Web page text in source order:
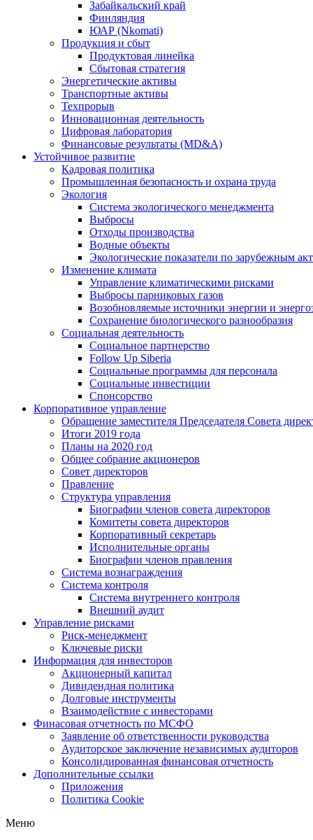
Забайкальский край
Финляндия
ЮАР (Nkomati)
Продукция и сбыт
Продуктовая линейка
Сбытовая стратегия
Энергетические активы
Транспортные активы
Техпрорыв
Инновационная деятельность
Цифровая лаборатория
Финансовые результаты (MD&A)
Устойчивое развитие
Кадровая политика
Промышленная безопасность и охрана труда
Экология
Система экологического менеджмента
Выбросы
Отходы производства
Водные объекты
Экологические показатели по зарубежным
Изменение климата
Управление климатическими рисками
Выбросы парниковых газов
Возобновляемые источники энергии и
Сохранение биологического разнообразия
Социальная деятельность
Социальное партнерство
Follow Up Siberia
Социальные программы для персонала
Социальные инвестиции
Спонсорство
Корпоративное управление
Обращение заместителя Председателя Совета
Итоги 2019 года
Планы на 2020 год
Общее собрание акционеров
Совет директоров
Правление
Структура управления
Биографии членов совета директоров
Комитеты совета директоров
Корпоративный секретарь
Исполнительные органы
Биографии членов правления
Система вознаграждения
Система контроля
Система внутреннего контроля
Внешний аудит
Управление рисками
Риск-менеджмент
Ключевые риски
Информация для инвесторов
Акционерный капитал
Дивидендная политика
Долговые инструменты
Взаимодействие с инвеcторами
Финасовая отчетность по МСФО
Заявление об ответственности руководства
Аудиторское заключение независимых аудиторов
Консолидированная финансовая отчетность
Дополнительные ссылки
Приложения
Политика Cookie
Меню